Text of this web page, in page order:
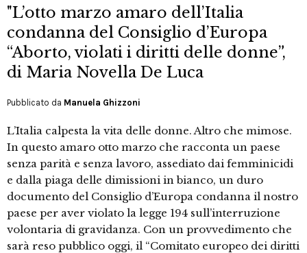
"L’otto marzo amaro dell’Italia
condanna del Consiglio d’Europa
“Aborto, violati i diritti delle donne”,
di Maria Novella De Luca
Pubblicato da Manuela Ghizzoni
L’Italia calpesta la vita delle donne. Altro che mimose.
In questo amaro otto marzo che racconta un paese
senza parità e senza lavoro, assediato dai femminicidi
e dalla piaga delle dimissioni in bianco, un duro
documento del Consiglio d’Europa condanna il nostro
paese per aver violato la legge 194 sull’interruzione
volontaria di gravidanza. Con un provvedimento che
sarà reso pubblico oggi, il “Comitato europeo dei diritti